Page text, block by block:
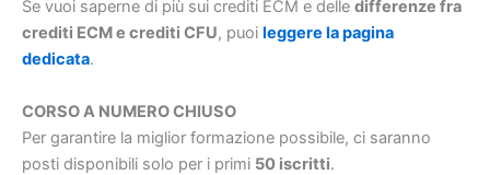
Se vuoi saperne di più sui crediti ECM e delle differenze fra
crediti ECM e crediti CFU, puoi leggere la pagina
dedicata.
CORSO A NUMERO CHIUSO
Per garantire la miglior formazione possibile, ci saranno
posti disponibili solo per i primi 50 iscritti.